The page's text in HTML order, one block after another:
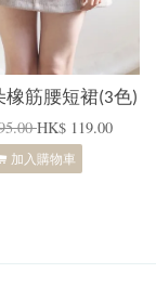
橡筋腰短裙(3色)
HK$ 119.00
加入購物車